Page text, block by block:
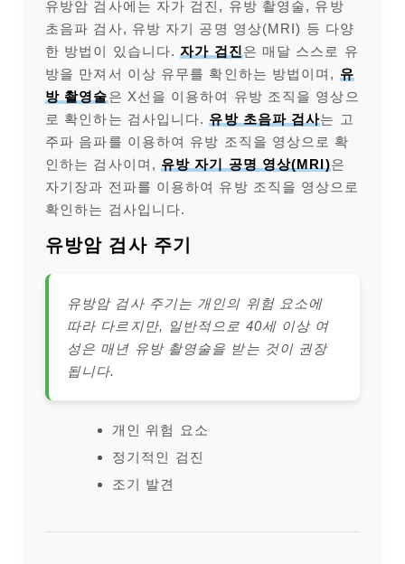
유방암 검사에는 자가 검진, 유방 촬영술, 유방
초음파 검사, 유방 자기 공명 영상(MRI) 등 다양
한 방법이 있습니다.자가 검진 은 매달 스스로 유
방을 만져서 이상 유무를 확인하는 방법이며, 유
방 촬영술은 X선을 이용하여 유방 조직을 영상으
로 확인하는 검사입니다. 유방 초음파 검사는 고
주파 음파를 이용하여 유방 조직을 영상으로 확
인하는 검사이며, 유방 자기 공명 영상(MRI)은
자기장과 전파를 이용하여 유방 조직을 영상으로
확인하는 검사입니다.
유방암 검사 주기
유방암 검사 주기는 개인의 위험 요소에
따라 다르지만, 일반적으로 40세 이상 여
성은 매년 유방 촬영술을 받는 것이 권장
됩니다.
개인 위험 요소
정기적인 검진
조기 발견